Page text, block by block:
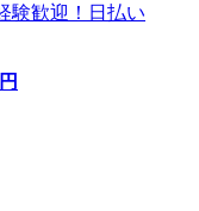
験歓迎！日払い
円